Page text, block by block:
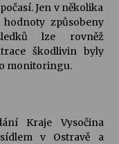
Novenka v Klášteře
Jen v několika
způsobeny
lze rovněž
škodlivin byly
monitoringu.
Kraje Vysočina
v Ostravě a